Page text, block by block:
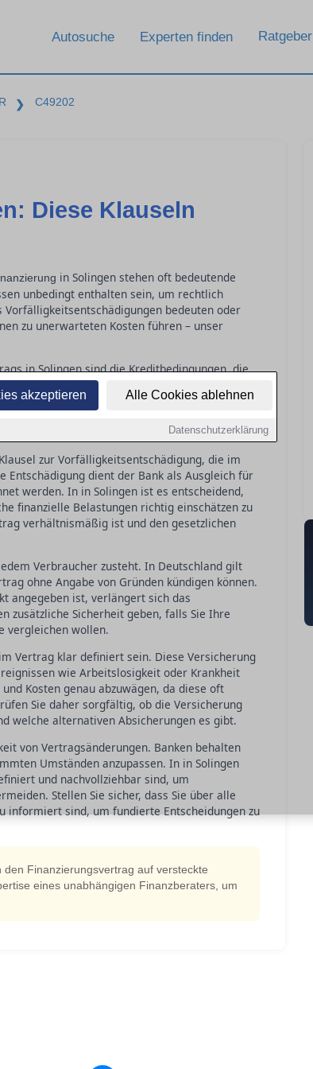
akzeptieren Alle Cookies ablehnen
Datenschutzerklärung
Autosuche Experten finden Ratgeber
❯ C49202
Diese Klauseln
in Solingen stehen oft bedeutende
unbedingt enthalten sein, um rechtlich
Vorfälligkeitsentschädigungen bedeuten oder
zu unerwarteten Kosten führen – unser
in Solingen sind die Kreditbedingungen, die
der Zinssatz, die Laufzeit, und eventuelle
Es ist wichtig, dass alle Konditionen genau
fehlender oder unklarer Vertragspassus
zur Vorfälligkeitsentschädigung, die im
dient der Bank als Ausgleich für
werden. In in Solingen ist es entscheidend,
finanzielle Belastungen richtig einschätzen zu
verhältnismäßig ist und den gesetzlichen
Verbraucher zusteht. In Deutschland gilt
ohne Angabe von Gründen kündigen können.
angegeben ist, verlängert sich das
zusätzliche Sicherheit geben, falls Sie Ihre
vergleichen wollen.
Vertrag klar definiert sein. Diese Versicherung
wie Arbeitslosigkeit oder Krankheit
Kosten genau abzuwägen, da diese oft
Sie daher sorgfältig, ob die Versicherung
welche alternativen Absicherungen es gibt.
von Vertragsänderungen. Banken behalten
Umständen anzupassen. In in Solingen
und nachvollziehbar sind, um
Stellen Sie sicher, dass Sie über alle
informiert sind, um fundierte Entscheidungen zu
Finanzierungsvertrag auf versteckte
eines unabhängigen Finanzberaters, um